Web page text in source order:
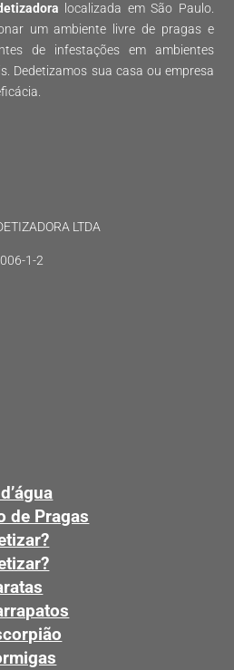
localizada em São Paulo.
um ambiente livre de pragas e
de infestações em ambientes
Dedetizamos sua casa ou empresa
LTDA
1-2
de Pragas